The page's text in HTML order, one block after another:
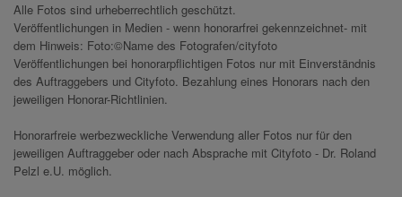
Alle Fotos sind urheberrechtlich geschützt.
Veröffentlichungen in Medien - wenn honorarfrei gekennzeichnet- mit
dem Hinweis: Foto:©Name des Fotografen/cityfoto
Veröffentlichungen bei honorarpflichtigen Fotos nur mit Einverständnis
des Auftraggebers und Cityfoto. Bezahlung eines Honorars nach den
jeweiligen Honorar-Richtlinien.
Honorarfreie werbezweckliche Verwendung aller Fotos nur für den
jeweiligen Auftraggeber oder nach Absprache mit Cityfoto - Dr. Roland
Pelzl e.U. möglich.